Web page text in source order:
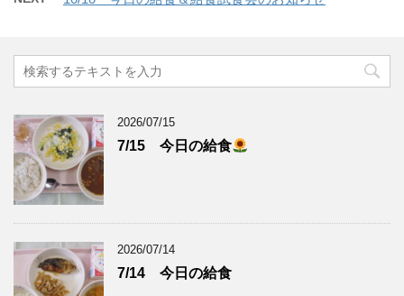
2026/07/15
7/15 今日の給食
2026/07/14
7/14 今日の給食